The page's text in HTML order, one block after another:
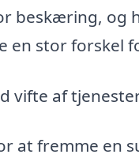
beskæring, og
en stor forskel
vifte af
at fremme en